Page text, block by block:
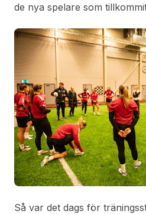
de nya spelare som
Så var det dags för